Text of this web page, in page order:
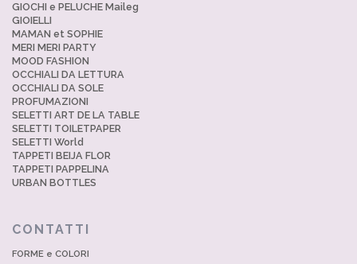
GIOCHI e PELUCHE Maileg
GIOIELLI
MAMAN et SOPHIE
MERI MERI PARTY
MOOD FASHION
OCCHIALI DA LETTURA
OCCHIALI DA SOLE
PROFUMAZIONI
SELETTI ART DE LA TABLE
SELETTI TOILETPAPER
SELETTI World
TAPPETI BEIJA FLOR
TAPPETI PAPPELINA
URBAN BOTTLES
CONTATTI
FORME e COLORI